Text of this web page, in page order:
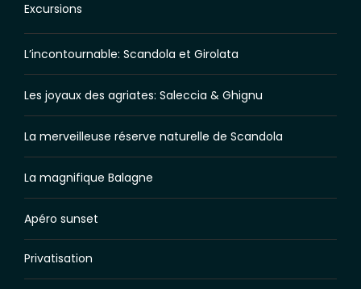
Excursions
L’incontournable: Scandola et Girolata
Les joyaux des agriates: Saleccia & Ghignu
La merveilleuse réserve naturelle de Scandola
La magnifique Balagne
Apéro sunset
Privatisation